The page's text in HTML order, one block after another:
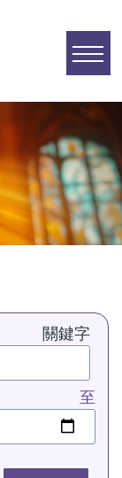
關鍵字
至